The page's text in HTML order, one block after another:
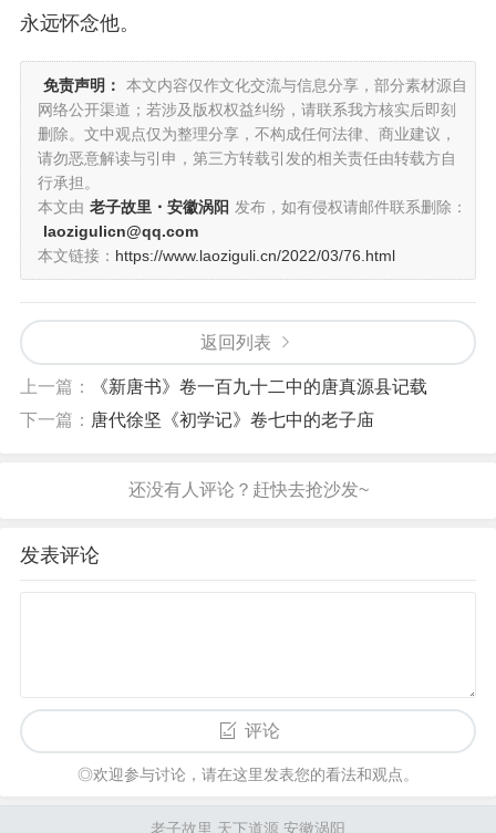
永远怀念他。
免责声明：
本文内容仅作文化交流与信息分享，部分素材源自
网络公开渠道；若涉及版权权益纠纷，请联系我方核实后即刻
删除。文中观点仅为整理分享，不构成任何法律、商业建议，
请勿恶意解读与引申，第三方转载引发的相关责任由转载方自
行承担。
本文由 老子故里・安徽涡阳 发布，如有侵权请邮件联系删除：
laozigulicn@qq.com
本文链接： https://www.laoziguli.cn/2022/03/76.html
返回列表
上一篇：
《新唐书》卷一百九十二中的唐真源县记载
下一篇： 唐代徐坚《初学记》卷七中的老子庙
发表评论
评论
◎欢迎参与讨论，请在这里发表您的看法和观点。
老子故里 天下道源 安徽涡阳